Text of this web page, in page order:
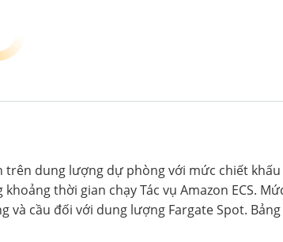
trên dung lượng dự phòng với mức chiết khấu
thời gian chạy Tác vụ Amazon ECS.
và cầu đối với dung lượng Fargate Spot.